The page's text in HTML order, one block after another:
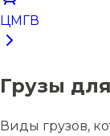
ЦМГВ
Грузы
Виды грузов,